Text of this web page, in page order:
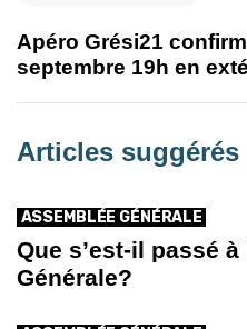
Apéro Grési21
septembre 19h en
Articles suggérés
ASSEMBLÉE GÉNÉRALE
Que s’est-il passé à
Générale?